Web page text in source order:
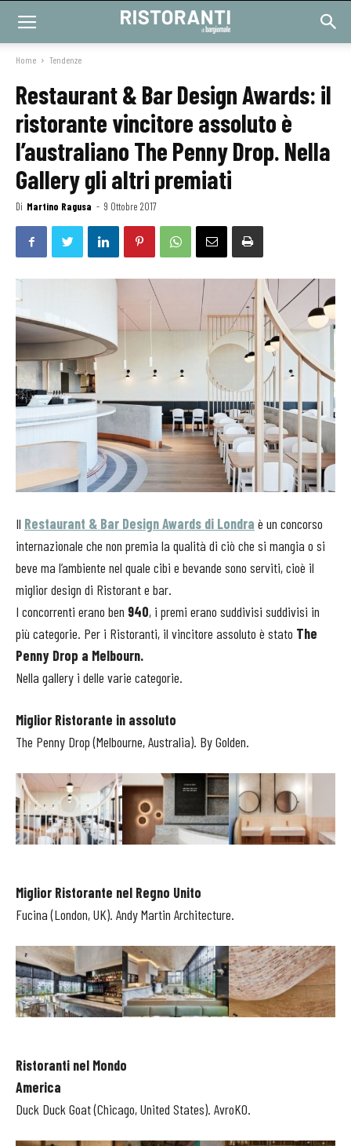
Home Tendenze
Restaurant & Bar Design Awards: il
ristorante vincitore assoluto è
l’australiano The Penny Drop. Nella
Gallery gli altri premiati
Di Martino Ragusa - 9 Ottobre 2017
Il Restaurant & Bar Design Awards di Londra è un concorso
internazionale che non premia la qualità di ciò che si mangia o si
beve ma l’ambiente nel quale cibi e bevande sono serviti, cioè il
miglior design di Ristorant e bar.
I concorrenti erano ben 940, i premi erano suddivisi suddivisi in
più categorie. Per i Ristoranti, il vincitore assoluto è stato The
Penny Drop a Melbourn.
Nella gallery i delle varie categorie.
Miglior Ristorante in assoluto
The Penny Drop (Melbourne, Australia). By Golden.
Miglior Ristorante nel Regno Unito
Fucina (London, UK). Andy Martin Architecture.
Ristoranti nel Mondo
America
Duck Duck Goat (Chicago, United States). AvroKO.